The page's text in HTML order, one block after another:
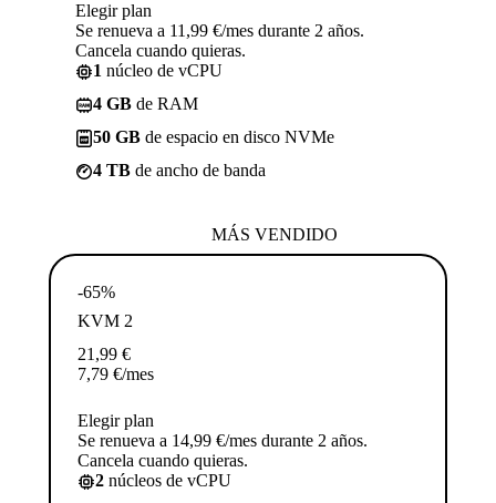
Elegir plan
Se renueva a 11,99 €/mes durante 2 años.
Cancela cuando quieras.
1 núcleo de vCPU
4 GB de RAM
50 GB de espacio en disco NVMe
4 TB de ancho de banda
MÁS VENDIDO
-65%
KVM 2
21,99 €
7,79 €/mes
Elegir plan
Se renueva a 14,99 €/mes durante 2 años.
Cancela cuando quieras.
2 núcleos de vCPU